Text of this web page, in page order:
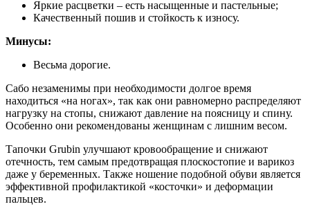
Яркие расцветки – есть насыщенные и пастельные;
Качественный пошив и стойкость к износу.
Минусы:
Весьма дорогие.
Сабо незаменимы при необходимости долгое время
находиться «на ногах», так как они равномерно распределяют
нагрузку на стопы, снижают давление на поясницу и спину.
Особенно они рекомендованы женщинам с лишним весом.
Тапочки Grubin улучшают кровообращение и снижают
отечность, тем самым предотвращая плоскостопие и варикоз
даже у беременных. Также ношение подобной обуви является
эффективной профилактикой «косточки» и деформации
пальцев.